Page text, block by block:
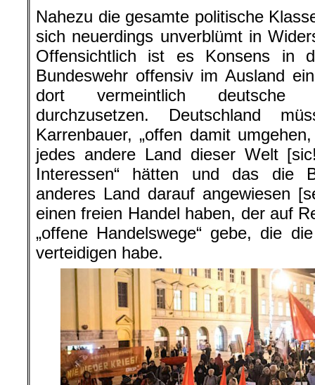
Nahezu die gesamte politische
sich neuerdings unverblümt in
Offensichtlich ist es Konsens in
Bundeswehr offensiv im Ausland
dort vermeintlich deutsche
durchzusetzen. Deutschland
Karrenbauer, „offen damit
jedes andere Land dieser Welt
Interessen“ hätten und das die
anderes Land darauf angewiesen
einen freien Handel haben, der auf
„offene Handelswege“ gebe, die
verteidigen habe.